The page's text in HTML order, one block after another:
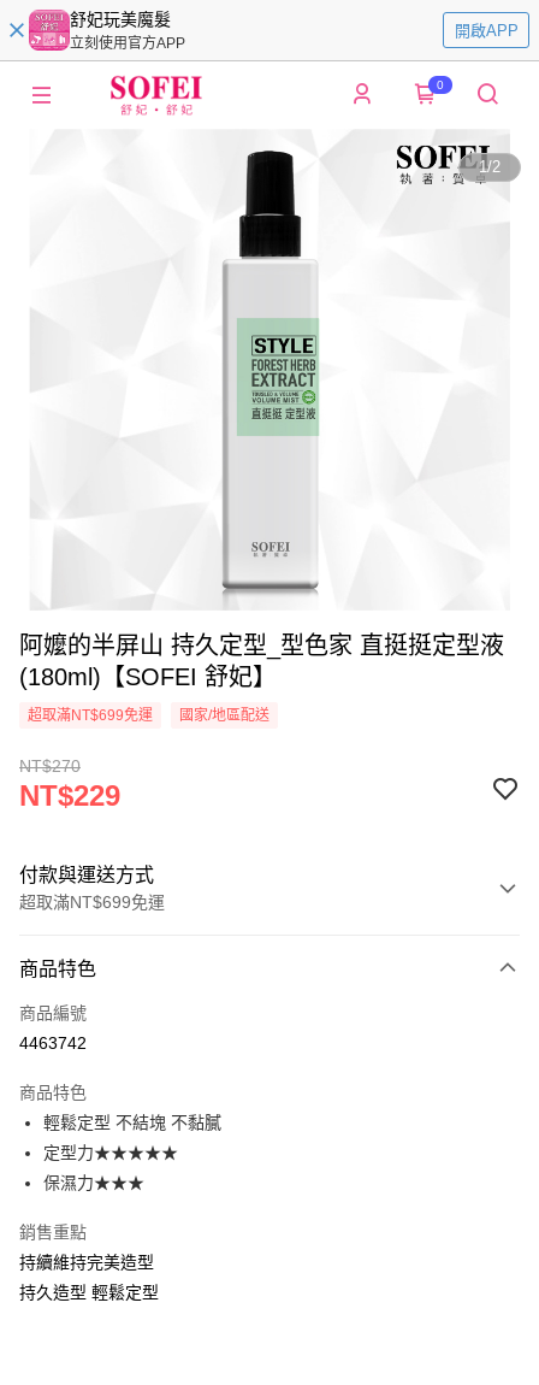
舒妃玩美魔髮
立刻使用官方APP
開啟APP
0
1/2
阿嬤的半屏山 持久定型_型色家 直挺挺定型液
(180ml)【SOFEI 舒妃】
超取滿NT$699免運 國家/地區配送
NT$270
NT$229
付款與運送方式
超取滿NT$699免運
信用卡一次付款
超商取貨付款
Apple Pay
街口支付
AFTEE先享後付
相關說明
商品特色
商品編號
4463742
商品特色
輕鬆定型 不結塊 不黏膩
定型力★★★★★
保濕力★★★
銷售重點
持續維持完美造型
持久造型 輕鬆定型